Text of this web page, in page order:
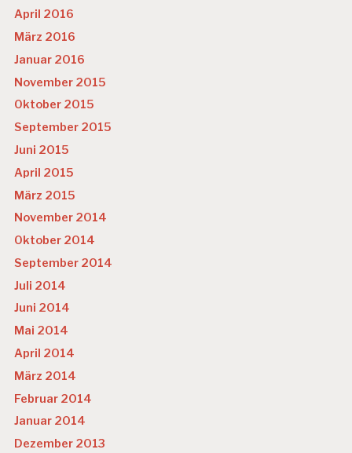
April 2016
März 2016
Januar 2016
November 2015
Oktober 2015
September 2015
Juni 2015
April 2015
März 2015
November 2014
Oktober 2014
September 2014
Juli 2014
Juni 2014
Mai 2014
April 2014
März 2014
Februar 2014
Januar 2014
Dezember 2013